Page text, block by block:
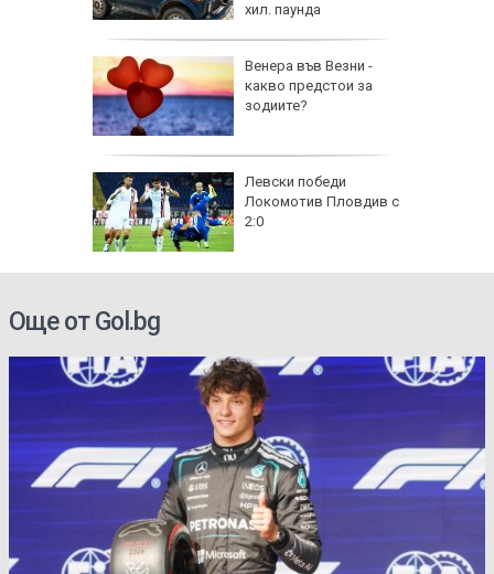
хил. паунда
Венера във Везни -
какво предстои за
зодиите?
Левски победи
Локомотив Пловдив с
2:0
Още от Gol.bg